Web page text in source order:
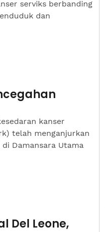
serviks berbanding
dan
kanser
telah menganjurkan
Damansara Utama
Del Leone,